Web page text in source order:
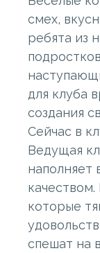
смех,
ребята из
для клуба
создания
Сейчас в
Ведущая
наполняет
которые
спешат на